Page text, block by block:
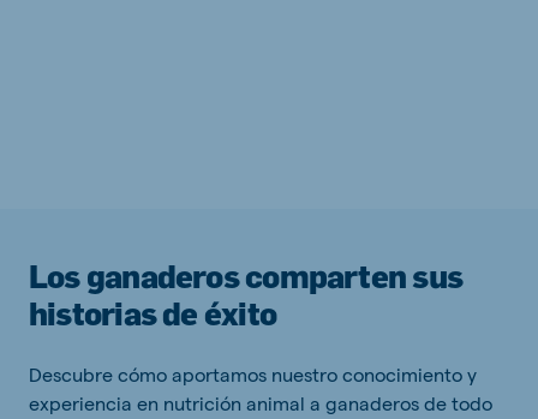
Los ganaderos comparten sus
historias de éxito
Descubre cómo aportamos nuestro conocimiento y
experiencia en nutrición animal a ganaderos de todo